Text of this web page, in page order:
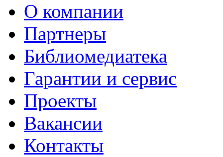
О компании
Партнеры
Библиомедиатека
Гарантии и сервис
Проекты
Вакансии
Контакты